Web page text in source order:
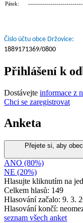
Pátek:
Číslo účtu obce Držovice:
1889171369/0800
Přihlášení k
Dostávejte informace z
Chci se zaregistrovat
Anketa
Přejete si, aby
ANO (80%)
NE (20%)
Hlasujte kliknutím na
Celkem hlasů: 149
Hlasování začalo: 9. 3.
Hlasování končí:
seznam všech anket